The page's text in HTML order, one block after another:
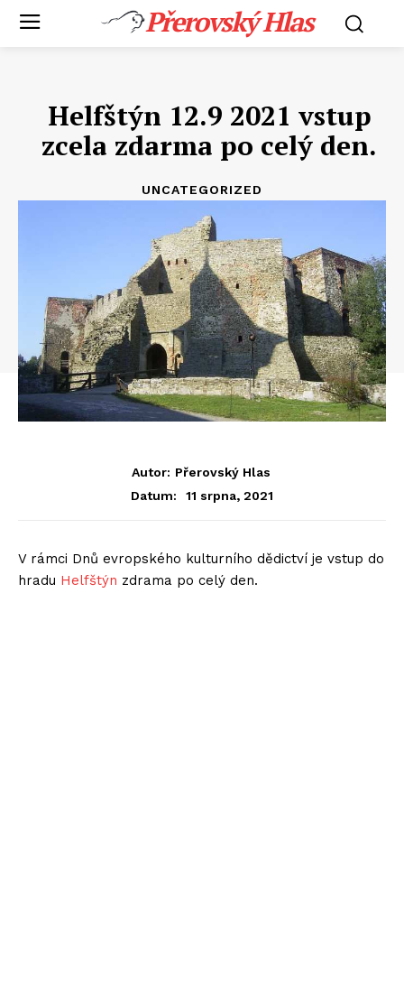
Přerovský Hlas
Helfštýn 12.9 2021 vstup
zcela zdarma po celý den.
UNCATEGORIZED
Autor: Přerovský Hlas
Datum:
11 srpna, 2021
V rámci Dnů evropského kulturního dědictví je vstup do
hradu Helfštýn zdrama po celý den.